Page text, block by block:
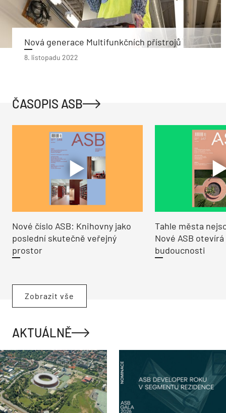
Nová generace Multifunkčních přístrojů
8. listopadu 2022
ČASOPIS ASB
Nové číslo ASB: Knihovny jako
poslední skutečně veřejný
prostor
Tahle města
Nové ASB
budoucnosti
Zobrazit vše
AKTUÁLNĚ